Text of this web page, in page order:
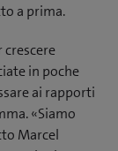
a prima.
crescere
in poche
ai rapporti
«Siamo
Marcel